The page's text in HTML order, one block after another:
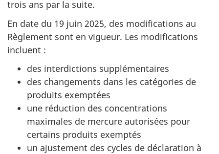
trois ans par la suite.
En date du 19 juin 2025, des modifications au
Règlement sont en vigueur. Les modifications
incluent :
des interdictions supplémentaires
des changements dans les catégories de
produits exemptées
une réduction des concentrations
maximales de mercure autorisées pour
certains produits exemptés
un ajustement des cycles de déclaration à